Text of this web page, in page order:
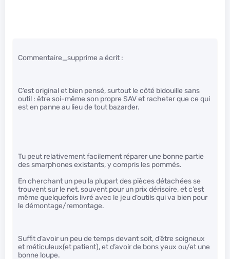
Commentaire_supprime a écrit :
C’est original et bien pensé, surtout le côté bidouille sans
outil : être soi-même son propre SAV et racheter que ce qui
est en panne au lieu de tout bazarder.
Tu peut relativement facilement réparer une bonne partie
des smarphones existants, y compris les pommés.
En cherchant un peu la plupart des pièces détachées se
trouvent sur le net, souvent pour un prix dérisoire, et c’est
même quelquefois livré avec le jeu d’outils qui va bien pour
le démontage/remontage.
Suffit d’avoir un peu de temps devant soit, d’être soigneux
et méticuleux(et patient), et d’avoir de bons yeux ou/et une
bonne loupe.